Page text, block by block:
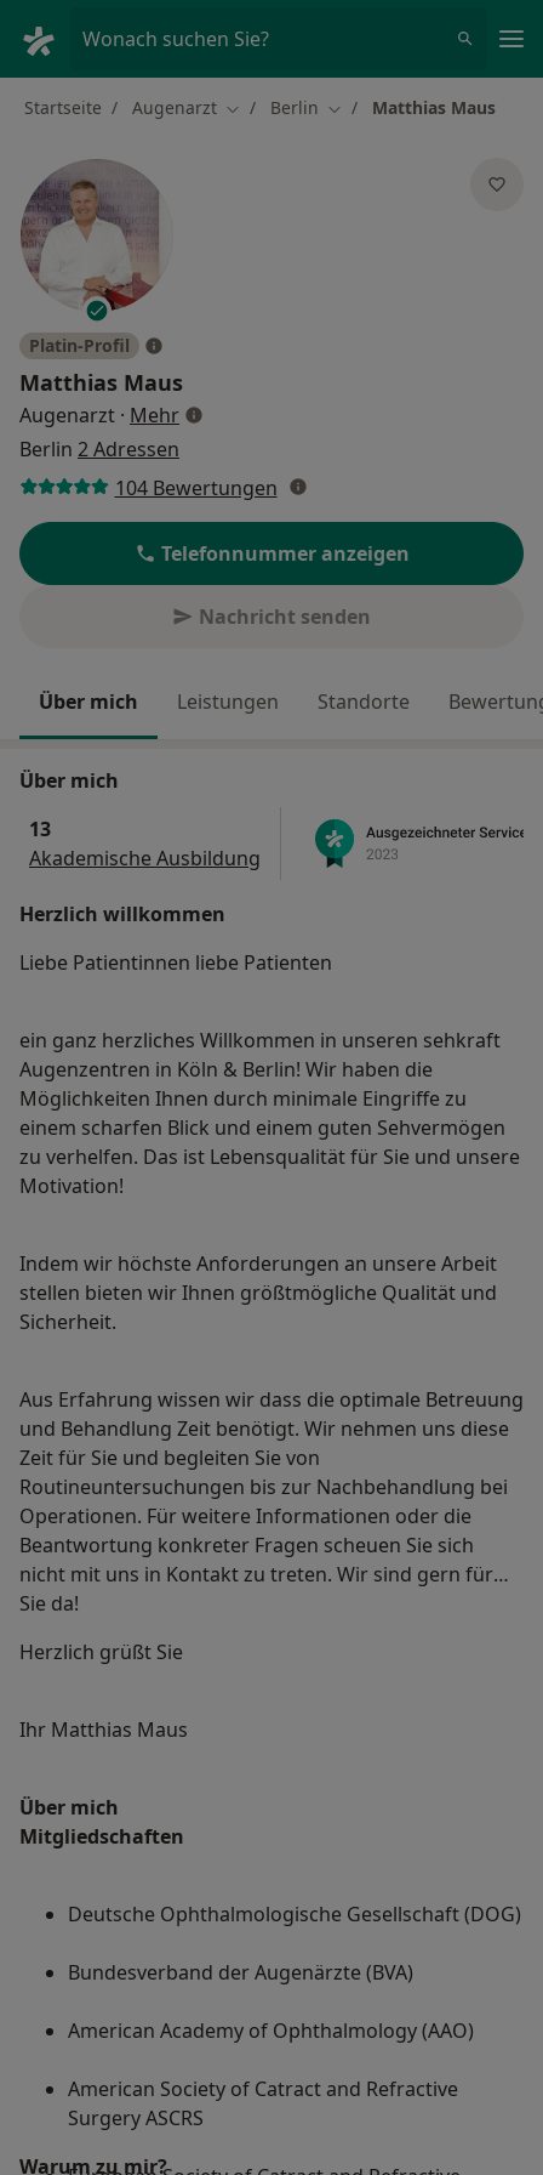
Wonach suchen Sie?
Startseite Augenarzt Stadt ändern
Berlin Stadt ändern
Matthias Maus
Platin-Profil
Matthias Maus
Augenarzt · Mehrüber Spezialisierungen
Berlin 2 Adressen
104 Bewertungen
Telefonnummer anzeigen
Nachricht senden
Über mich Leistungen Standorte
Über mich
13
Akademische Ausbildung
Herzlich willkommen
Liebe Patientinnen liebe Patienten
ein ganz herzliches Willkommen in unseren sehkraft
Augenzentren in Köln & Berlin! Wir haben die
Möglichkeiten Ihnen durch minimale Eingriffe zu
einem scharfen Blick und einem guten Sehvermögen
zu verhelfen. Das ist Lebensqualität für Sie und unsere
Motivation!
Indem wir höchste Anforderungen an unsere Arbeit
stellen bieten wir Ihnen größtmögliche Qualität und
Sicherheit.
Aus Erfahrung wissen wir dass die optimale Betreuung
und Behandlung Zeit benötigt. Wir nehmen uns diese
Zeit für Sie und begleiten Sie von
Routineuntersuchungen bis zur Nachbehandlung bei
Operationen. Für weitere Informationen oder die
Beantwortung konkreter Fragen scheuen Sie sich
nicht mit uns in Kontakt zu treten. Wir sind gern für
Sie da!
Herzlich grüßt Sie
Ihr Matthias Maus
Über mich
Mitgliedschaften
Deutsche Ophthalmologische Gesellschaft (DOG)
Bundesverband der Augenärzte (BVA)
American Academy of Ophthalmology (AAO)
American Society of Catract and Refractive
Surgery ASCRS
Warum zu mir?